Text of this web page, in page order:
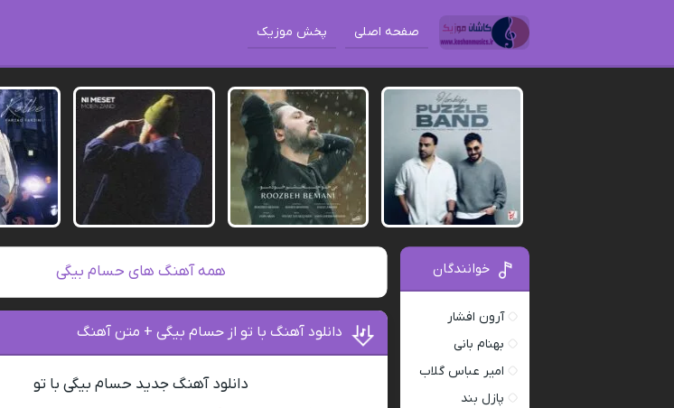
صفحه اصلی پخش موزیک
همه آهنگ های حسام بیگی
دانلود آهنگ با تو از حسام بیگی + متن آهنگ
دانلود آهنگ جدید حسام بیگی با تو
خوانندگان
آرون افشار
بهنام بانی
امیر عباس گلاب
پازل بند